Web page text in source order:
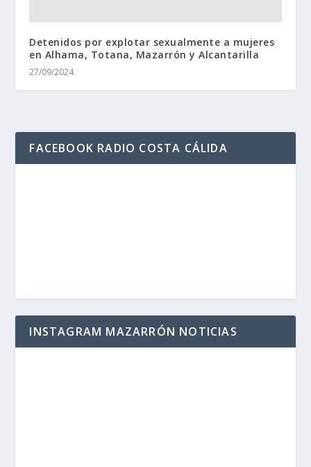
Detenidos por explotar sexualmente a mujeres
en Alhama, Totana, Mazarrón y Alcantarilla
27/09/2024
FACEBOOK RADIO COSTA CÁLIDA
INSTAGRAM MAZARRÓN NOTICIAS